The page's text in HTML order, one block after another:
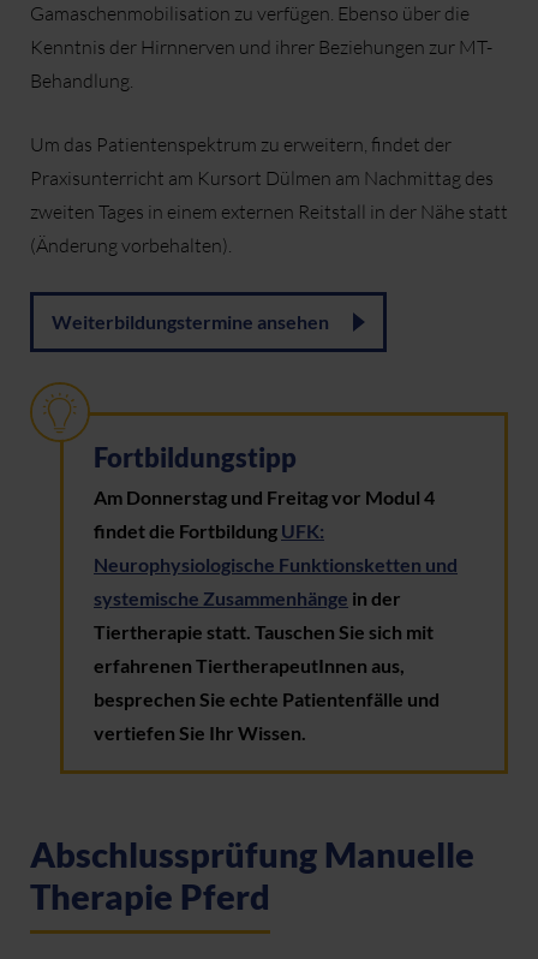
Gamaschenmobilisation zu verfügen. Ebenso über die
Kenntnis der Hirnnerven und ihrer Beziehungen zur MT-
Behandlung.
Um das Patientenspektrum zu erweitern, findet der
Praxisunterricht am Kursort Dülmen am Nachmittag des
zweiten Tages in einem externen Reitstall in der Nähe statt
(Änderung vorbehalten).
Weiterbildungstermine ansehen
Fortbildungstipp
Am Donnerstag und Freitag vor Modul 4
findet die Fortbildung UFK:
Neurophysiologische Funktionsketten und
systemische Zusammenhänge in der
Tiertherapie statt. Tauschen Sie sich mit
erfahrenen TiertherapeutInnen aus,
besprechen Sie echte Patientenfälle und
vertiefen Sie Ihr Wissen.
Abschlussprüfung Manuelle
Therapie Pferd